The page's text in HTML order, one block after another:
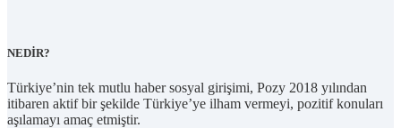
NEDİR?
Türkiye’nin tek mutlu haber sosyal girişimi, Pozy 2018 yılından
itibaren aktif bir şekilde Türkiye’ye ilham vermeyi, pozitif konuları
aşılamayı amaç etmiştir.